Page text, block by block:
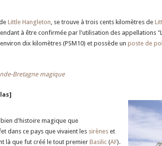
Little Hangleton, se trouve à trois cents kilomètres de
à être confirmée par l'utilisation des appellations
dix kilomètres (PSM10) et possède un poste de
Bretagne magique
d'histoire magique que
dans ce pays que vivaient les sirènes et
là que fut créé le tout premierBasilic (AF).